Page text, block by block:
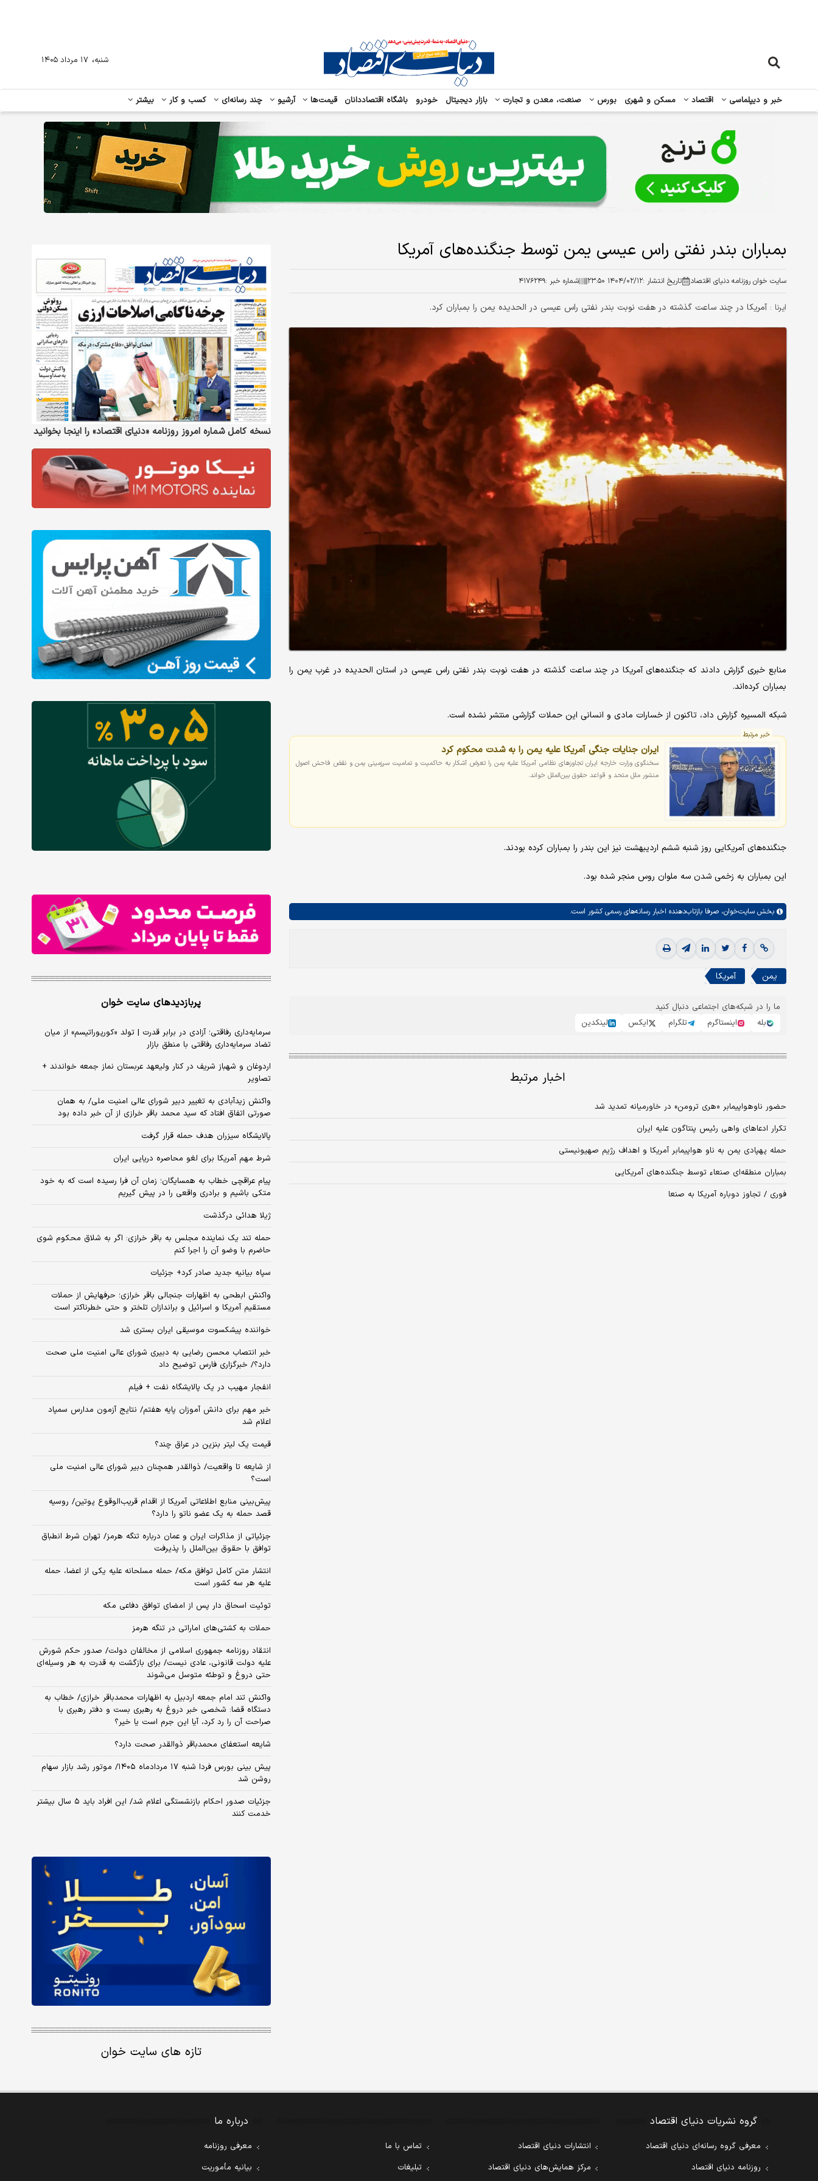
خبر و دیپلماسی اقتصاد مسکن و شهری بورس صنعت، معدن و تجارت بازار دیجیتال خودرو باشگاه اقتصاددانان قیمت‌ها آرشیو چند رسانه‌ای کسب و کار بیشتر
شنبه، ۱۷ مرداد ۱۴۰۵
بمباران بندر نفتی راس عیسی یمن توسط جنگنده‌های آمریکا
سایت خوان روزنامه دنیای اقتصاد تاریخ انتشار :۱۴۰۴/۰۲/۱۲ ۲۳:۵۰ شماره خبر :۴۱۷۶۲۴۹
ایرنا : آمریکا در چند ساعت گذشته در هفت نوبت بندر نفتی راس عیسی در الحدیده یمن را بمباران کرد.
منابع خبری گزارش دادند که جنگنده‌های آمریکا در چند ساعت گذشته در هفت نوبت بندر نفتی راس عیسی در استان الحدیده در غرب یمن را
بمباران کرده‌اند.
شبکه المسیره گزارش داد، تاکنون از خسارات مادی و انسانی این حملات گزارشی منتشر نشده است.
خبر مرتبط
ایران جنایات جنگی آمریکا علیه یمن را به شدت محکوم کرد
سخنگوی وزارت خارجه ایران تجاوزهای نظامی آمریکا علیه یمن را تعرض آشکار به حاکمیت و تمامیت سرزمینی یمن و نقض فاحش اصول
منشور ملل متحد و قواعد حقوق بین‌الملل خواند.
جنگنده‌های آمریکایی روز شنبه ششم اردیبهشت نیز این بندر را بمباران کرده بودند.
این بمباران به زخمی شدن سه ملوان روس منجر شده بود.
بخش سایت‌خوان، صرفا بازتاب‌دهنده اخبار رسانه‌های رسمی کشور است.
یمن آمریکا
ما را در شبکه‌های اجتماعی دنبال کنید
بله
اینستاگرم تلگرام ایکس لینکدین
اخبار مرتبط
حضور ناوهواپیمابر «هری ترومن» در خاورمیانه تمدید شد
تکرار ادعاهای واهی رئیس پنتاگون علیه ایران
حمله پهپادی یمن به ناو هواپیمابر آمریکا و اهداف رژیم صهیونیستی
بمباران منطقه‌ای صنعاء توسط جنگنده‌های آمریکایی
فوری / تجاوز دوباره آمریکا به صنعا
نسخه کامل شماره امروز روزنامه «دنیای‌ اقتصاد» را اینجا بخوانید
پربازدیدهای سایت خوان
سرمایه‌داری رفاقتی؛ آزادی در برابر قدرت | تولد «کورپوراتیسم» از میان
تضاد سرمایه‌داری رفاقتی با منطق بازار
اردوغان و شهباز شریف در کنار ولیعهد عربستان نماز جمعه خواندند +
تصاویر
واکنش زیدآبادی به تغییر دبیر شورای عالی امنیت ملی/ به همان
صورتی اتفاق افتاد که سید محمد باقر خرازی از آن خبر داده بود
پالایشگاه سیزران هدف حمله قرار گرفت
شرط مهم آمریکا برای لغو محاصره دریایی ایران
پیام عراقچی خطاب به همسایگان؛ زمان آن فرا رسیده است که به خود
متکی باشیم و برادری واقعی را در پیش گیریم
ژیلا هدائی درگذشت
حمله تند یک نماینده مجلس به باقر خرازی: اگر به شلاق محکوم شوی
حاضرم با وضو آن را اجرا کنم
سپاه بیانیه جدید صادر کرد+ جزئیات
واکنش ابطحی به اظهارات جنجالی باقر خرازی؛ حرفهایش از حملات
مستقیم آمریکا و اسرائیل و براندازان تلختر و حتی خطرناکتر است
خواننده پیشکسوت موسیقی ایران بستری شد
خبر انتصاب محسن رضایی به دبیری شورای عالی امنیت ملی صحت
دارد؟/ خبرگزاری فارس توضیح داد
انفجار مهیب در یک پالایشگاه نفت + فیلم
خبر مهم برای دانش آموزان پایه هفتم/ نتایج آزمون مدارس سمپاد
اعلام شد
قیمت یک لیتر بنزین در عراق چند؟
از شایعه تا واقعیت/ ذوالقدر همچنان دبیر شورای ‌عالی امنیت ملی
است؟
پیش‌بینی منابع اطلاعاتی آمریکا از اقدام قریب‌الوقوع پوتین/ روسیه
قصد حمله به یک عضو ناتو را دارد؟
جزئیاتی از مذاکرات ایران و عمان درباره تنگه هرمز/ تهران شرط انطباق
توافق با حقوق بین‌الملل را پذیرفت
انتشار متن کامل توافق مکه/ حمله مسلحانه علیه یکی از اعضا، حمله
علیه هر سه کشور است
توئیت اسحاق دار پس از امضای توافق دفاعی مکه
حملات به کشتی‌های اماراتی در تنگه هرمز
انتقاد روزنامه جمهوری اسلامی از مخالفان دولت/ صدور حکم شورش
علیه دولت قانونی، عادی نیست/ برای بازگشت به قدرت به هر وسیله‌ای
حتی دروغ و توطئه متوسل می‌شوند
واکنش تند امام جمعه اردبیل به اظهارات محمدباقر خرازی/ خطاب به
دستگاه قضا: شخصی خبر دروغ به رهبری بست و دفتر رهبری با
صراحت آن را رد کرد، آیا این جرم است یا خیر؟
شایعه استعفای محمدباقر ذوالقدر صحت دارد؟
پیش بینی بورس فردا شنبه ۱۷ مردادماه ۱۴۰۵/ موتور رشد بازار سهام
روشن شد
جزئیات صدور احکام بازنشستگی اعلام شد/ این افراد باید ۵ سال بیشتر
خدمت کنند
تازه های سایت خوان
گروه نشریات دنیای اقتصاد
معرفی گروه رسانه‌ای دنیای اقتصاد
روزنامه دنیای اقتصاد
انتشارات دنیای اقتصاد
مرکز همایش‌های دنیای اقتصاد
تماس با ما
تبلیغات
درباره ما
معرفی روزنامه
بیانیه مأموریت